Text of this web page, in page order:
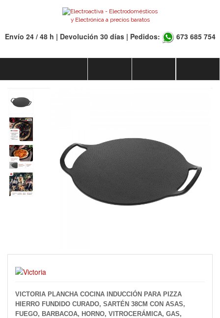
Envío 24 / 48 h | Devolución 30 días | Pedidos: 673 685 754
VICTORIA PLANCHA COCINA INDUCCIÓN PARA PIZZA
HIERRO FUNDIDO CURADO, SARTÉN 38CM CON ASAS,
FUEGO, BARBACOA, HORNO, VITROCERÁMICA, GAS,